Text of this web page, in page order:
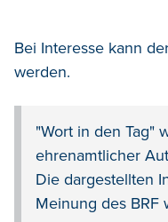
Bei Interesse kann
werden.
"Wort in den Tag"
ehrenamtlicher
Die dargestellten
Meinung des BRF